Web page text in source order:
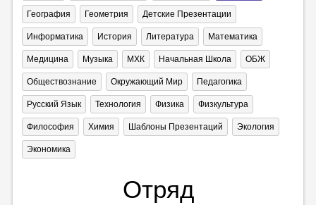
География Геометрия Детские Презентации
Информатика История Литература Математика
Медицина Музыка МХК Начальная Школа ОБЖ
Обществознание Окружающий Мир Педагогика
Русский Язык Технология Физика Физкультура
Философия Химия Шаблоны Презентаций Экология
Экономика
Отряд